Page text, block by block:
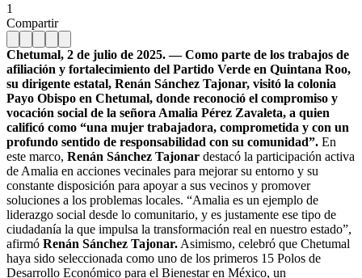
1
Compartir
Chetumal, 2 de julio de 2025. — Como parte de los trabajos de
afiliación y fortalecimiento del Partido Verde en Quintana Roo,
su dirigente estatal, Renán Sánchez Tajonar, visitó la colonia
Payo Obispo en Chetumal, donde reconoció el compromiso y
vocación social de la señora Amalia Pérez Zavaleta, a quien
calificó como “una mujer trabajadora, comprometida y con un
profundo sentido de responsabilidad con su comunidad”. En
este marco, Renán Sánchez Tajonar destacó la participación activa
de Amalia en acciones vecinales para mejorar su entorno y su
constante disposición para apoyar a sus vecinos y promover
soluciones a los problemas locales. “Amalia es un ejemplo de
liderazgo social desde lo comunitario, y es justamente ese tipo de
ciudadanía la que impulsa la transformación real en nuestro estado”,
afirmó Renán Sánchez Tajonar. Asimismo, celebró que Chetumal
haya sido seleccionada como uno de los primeros 15 Polos de
Desarrollo Económico para el Bienestar en México, un